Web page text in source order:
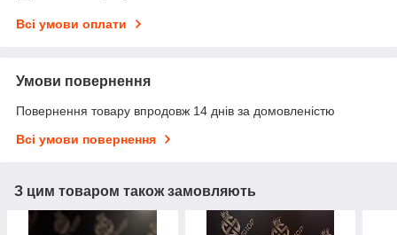
Всі умови оплати
Умови повернення
Повернення товару впродовж 14 днів за домовленістю
Всі умови повернення
З цим товаром також замовляють